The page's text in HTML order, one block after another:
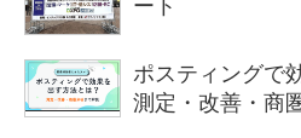
ート
ポスティングで
測定・改善・商